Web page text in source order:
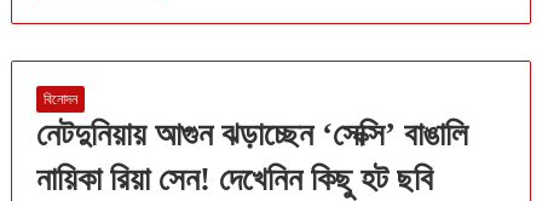
বিনোদন
নেটদুনিয়ায় আগুন ঝড়াচ্ছেন ‘সেক্সি’ বাঙালি
নায়িকা রিয়া সেন! দেখেনিন কিছু হট ছবি